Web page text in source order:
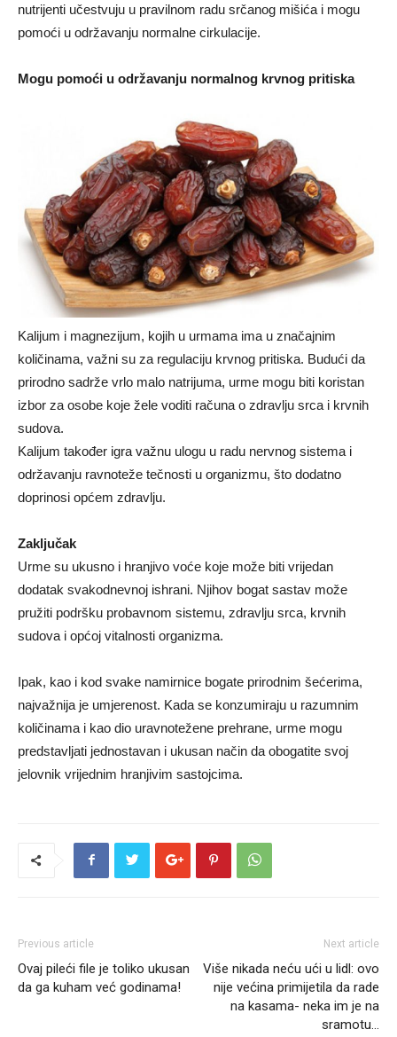
nutrijenti učestvuju u pravilnom radu srčanog mišića i mogu
pomoći u održavanju normalne cirkulacije.
Mogu pomoći u održavanju normalnog krvnog pritiska
Kalijum i magnezijum, kojih u urmama ima u značajnim
količinama, važni su za regulaciju krvnog pritiska. Budući da
prirodno sadrže vrlo malo natrijuma, urme mogu biti koristan
izbor za osobe koje žele voditi računa o zdravlju srca i krvnih
sudova.
Kalijum također igra važnu ulogu u radu nervnog sistema i
održavanju ravnoteže tečnosti u organizmu, što dodatno
doprinosi općem zdravlju.
Zaključak
Urme su ukusno i hranjivo voće koje može biti vrijedan
dodatak svakodnevnoj ishrani. Njihov bogat sastav može
pružiti podršku probavnom sistemu, zdravlju srca, krvnih
sudova i općoj vitalnosti organizma.
Ipak, kao i kod svake namirnice bogate prirodnim šećerima,
najvažnija je umjerenost. Kada se konzumiraju u razumnim
količinama i kao dio uravnotežene prehrane, urme mogu
predstavljati jednostavan i ukusan način da obogatite svoj
jelovnik vrijednim hranjivim sastojcima.
Previous article
Ovaj pileći file je toliko ukusan
da ga kuham već godinama!
Next article
Više nikada neću ući u lidl: ovo
nije većina primijetila da rade
na kasama- neka im je na
sramotu…